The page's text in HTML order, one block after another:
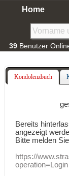
Home
39 Benutzer
Kondolenzbuch
Bereits
angezeigt
Bitte melden
https://
operation=Login